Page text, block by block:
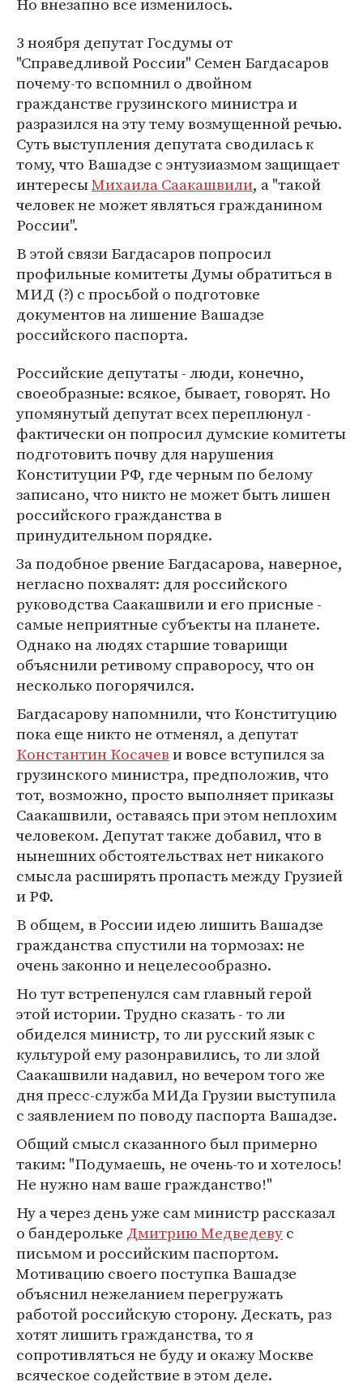
3 ноября депутат Госдумы от
"Справедливой России" Семен Багдасаров
почему-то вспомнил о двойном
гражданстве грузинского министра и
разразился на эту тему возмущенной речью.
Суть выступления депутата сводилась к
тому, что Вашадзе с энтузиазмом защищает
интересыМихаила Саакашвили, а "такой
человек не может являться гражданином
России".
В этой связи Багдасаров попросил
профильные комитеты Думы обратиться в
МИД (?) с просьбой о подготовке
документов на лишение Вашадзе
российского паспорта.
Российские депутаты - люди, конечно,
своеобразные: всякое, бывает, говорят. Но
упомянутый депутат всех переплюнул -
фактически он попросил думские комитеты
подготовить почву для нарушения
Конституции РФ, где черным по белому
записано, что никто не может быть лишен
российского гражданства в
принудительном порядке.
За подобное рвение Багдасарова, наверное,
негласно похвалят: для российского
руководства Саакашвили и его присные -
самые неприятные субъекты на планете.
Однако на людях старшие товарищи
объяснили ретивому справоросу, что он
несколько погорячился.
Багдасарову напомнили, что Конституцию
пока еще никто не отменял, а депутат
Константин Косачеви вовсе вступился за
грузинского министра, предположив, что
тот, возможно, просто выполняет приказы
Саакашвили, оставаясь при этом неплохим
человеком. Депутат также добавил, что в
нынешних обстоятельствах нет никакого
смысла расширять пропасть между Грузией
и РФ.
В общем, в России идею лишить Вашадзе
гражданства спустили на тормозах: не
очень законно и нецелесообразно.
Но тут встрепенулся сам главный герой
этой истории. Трудно сказать - то ли
обиделся министр, то ли русский язык с
культурой ему разонравились, то ли злой
Саакашвили надавил, но вечером того же
дня пресс-служба МИДа Грузии выступила
с заявлением по поводу паспорта Вашадзе.
Общий смысл сказанного был примерно
таким: "Подумаешь, не очень-то и хотелось!
Не нужно нам ваше гражданство!"
Ну а через день уже сам министр рассказал
о бандерольке Дмитрию Медведевус
письмом и российским паспортом.
Мотивацию своего поступка Вашадзе
объяснил нежеланием перегружать
работой российскую сторону. Дескать, раз
хотят лишить гражданства, то я
сопротивляться не буду и окажу Москве
всяческое содействие в этом деле.